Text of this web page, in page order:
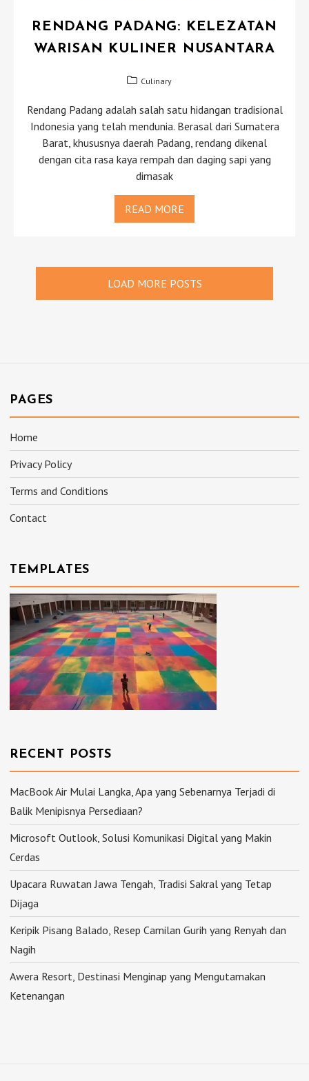
RENDANG PADANG: KELEZATAN
WARISAN KULINER NUSANTARA
Culinary
Rendang Padang adalah salah satu hidangan tradisional
Indonesia yang telah mendunia. Berasal dari Sumatera
Barat, khususnya daerah Padang, rendang dikenal
dengan cita rasa kaya rempah dan daging sapi yang
dimasak
READ MORE
LOAD MORE POSTS
PAGES
Home
Privacy Policy
Terms and Conditions
Contact
TEMPLATES
RECENT POSTS
MacBook Air Mulai Langka, Apa yang Sebenarnya Terjadi di
Balik Menipisnya Persediaan?
Microsoft Outlook, Solusi Komunikasi Digital yang Makin
Cerdas
Upacara Ruwatan Jawa Tengah, Tradisi Sakral yang Tetap
Dijaga
Keripik Pisang Balado, Resep Camilan Gurih yang Renyah dan
Nagih
Awera Resort, Destinasi Menginap yang Mengutamakan
Ketenangan